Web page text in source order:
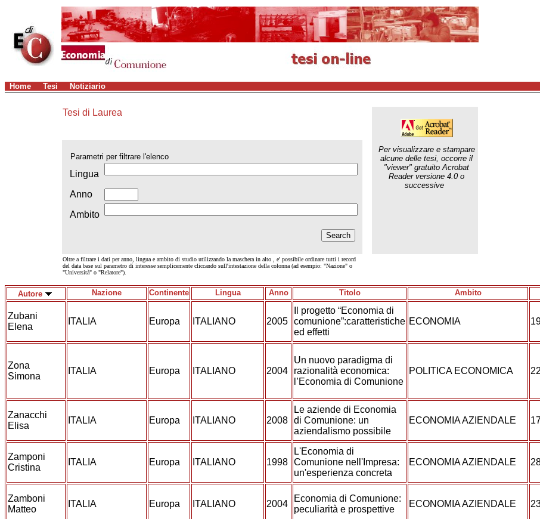
Home Tesi Notiziario
Tesi di Laurea
Per visualizzare e stampare
alcune delle tesi, occorre il
"viewer" gratuito Acrobat
Reader versione 4.0 o
successive
Parametri per filtrare l'elenco
Lingua
Anno
Ambito
Oltre a filtrare i dati per anno, lingua e ambito di studio utilizzando la maschera in alto , e' possibile ordinare tutti i record
del data base sul parametro di interesse semplicemente cliccando sull'intestazione della colonna (ad esempio: "Nazione" o
"Università" o "Relatore").
Autore Nazione Continente Lingua Anno Titolo Ambito
Zubani
Elena
ITALIA Europa ITALIANO 2005
Il progetto “Economia di
comunione”:caratteristiche
ed effetti
ECONOMIA
Zona
Simona
ITALIA Europa ITALIANO 2004
Un nuovo paradigma di
razionalità economica:
l’Economia di Comunione
POLITICA ECONOMICA
Zanacchi
Elisa
ITALIA Europa ITALIANO 2008
Le aziende di Economia
di Comunione: un
aziendalismo possibile
ECONOMIA AZIENDALE
Zamponi
Cristina
ITALIA Europa ITALIANO 1998
L'Economia di
Comunione nell'Impresa:
un'esperienza concreta
ECONOMIA AZIENDALE
Zamboni
Matteo
ITALIA Europa ITALIANO 2004
Economia di Comunione:
peculiarità e prospettive
ECONOMIA AZIENDALE